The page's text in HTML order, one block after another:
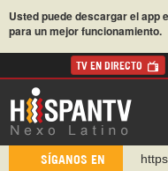
Usted puede descargar el app
para un mejor funcionamiento.
TV EN DIRECTO
SÍGANOS EN